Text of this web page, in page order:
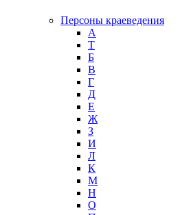
Персоны краеведения
А
T
Б
В
Г
Д
Е
Ж
З
И
Л
К
М
Н
О